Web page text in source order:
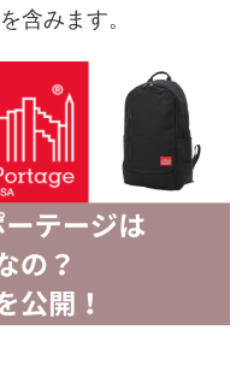
含みます。